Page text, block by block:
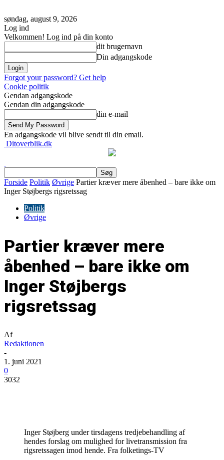
søndag, august 9, 2026
Log ind
Velkommen! Log ind på din konto
dit brugernavn
Din adgangskode
Forgot your password? Get help
Cookie politik
Gendan adgangskode
Gendan din adgangskode
din e-mail
En adgangskode vil blive sendt til din email.
Ditoverblik.dk
Forside Politik Øvrige Partier kræver mere åbenhed – bare ikke om
Inger Støjbergs rigsretssag
Politik
Øvrige
Partier kræver mere
åbenhed – bare ikke om
Inger Støjbergs
rigsretssag
Af
Redaktionen
-
1. juni 2021
0
3032
Inger Støjberg under tirsdagens tredjebehandling af
hendes forslag om mulighed for livetransmission fra
rigsretssagen imod hende. Fra folketings-TV